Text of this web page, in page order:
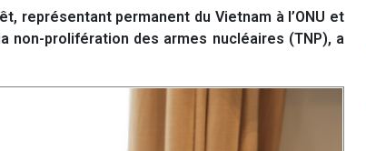
représentant permanent du Vietnam à l’ONU et
non-prolifération des armes nucléaires (TNP), a